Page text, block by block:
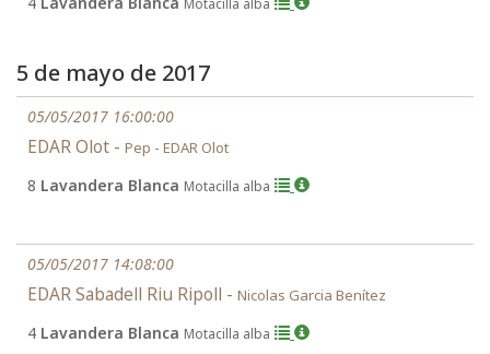
5 de mayo de 2017
05/05/2017 16:00:00
EDAR Olot - Pep - EDAR Olot
8 Lavandera Blanca Motacilla alba
05/05/2017 14:08:00
EDAR Sabadell Riu Ripoll - Nicolas Garcia Benítez
4 Lavandera Blanca Motacilla alba